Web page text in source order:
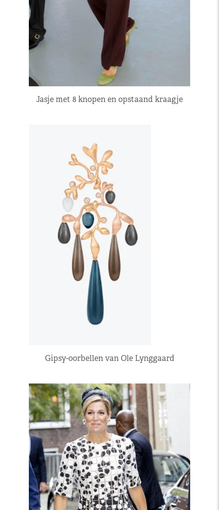
Jasje met 8 knopen en opstaand kraagje
Gipsy-oorbellen van Ole Lynggaard